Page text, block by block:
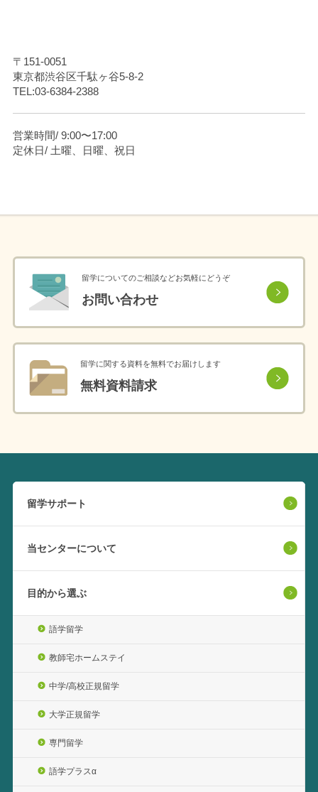
〒151-0051
東京都渋谷区千駄ヶ谷5-8-2
TEL:03-6384-2388
営業時間/ 9:00〜17:00
定休日/ 土曜、日曜、祝日
留学についてのご相談などお気軽にどうぞ
お問い合わせ
留学に関する資料を無料でお届けします
無料資料請求
留学サポート
当センターについて
目的から選ぶ
語学留学
教師宅ホームステイ
中学/高校正規留学
大学正規留学
専門留学
語学プラスα